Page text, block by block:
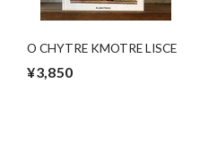
O CHYTRE KMOTRE LISCE
¥3,850